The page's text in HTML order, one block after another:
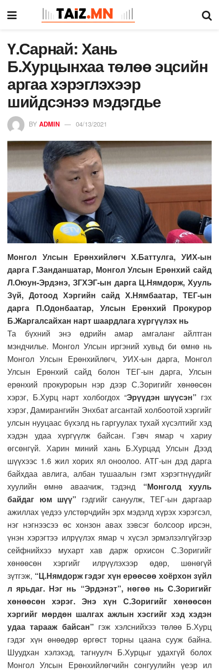
Ү.Сарнай: Хань
Б.Хурцынхаа төлөө эцсийн
аргаа хэрэглэхээр
шийдсэнээ мэдэгдье
BY ADMIN 04/13/2021
Монгол Улсын Ерөнхийлөгч Х.Баттулга, УИХ-ын
дарга Г.Занданшатар, Монгол Улсын Ерөнхий сайд
Л.Оюун-Эрдэнэ, ЗГХЭГ-ын дарга Ц.Нямдорж, Хууль
Зүй, Дотоод Хэргийн сайд Х.Нямбаатар, ТЕГ-ын
дарга П.Одонбаатар, Улсын Ерөнхий Прокурор
Б.Жаргалсайхан нарт шаардлага хүргүүлэх нь
Та бүхний энэ өдрийн амар амгаланг айлтган
мэндчилье. Монгол Улсын иргэний хувьд би өмнө нь
Монгол Улсын Ерөнхийлөгч, УИХ-ын дарга, Монгол
Улсын Ерөнхий сайд болон ТЕГ-ын дарга, Улсын
ерөнхий прокурорын нэр дээр С.Зоригийг хөнөөсөн
хэрэг, Б.Хурц нарт холбогдох “Эрүүдэн шүүсэн” гэх
хэрэг, Дамирангийн Энхбат агсантай холбоотой хэргийг
улсын нууцаас бүхэлд нь гаргуулах тухай хүсэлтийг хэд
хэдэн удаа хүргүүлж байсан. Гэвч ямар ч хариу
өгсөнгүй. Харин миний хань Б.Хурцад Улсын Дээд
шүүхээс 1.6 жил хорих ял оноолоо. АТГ-ын дэд дарга
байхдаа авлига, албан тушаалын гэмт хэрэгтнүүдийг
хуулийн өмнө аваачиж, тэдэнд “Монголд хууль
байдаг юм шүү” гэдгийг сануулж, ТЕГ-ын даргаар
ажиллах үедээ улстөрчдийн эрх мэдэлд хүрэх хэрэгсэл,
нэг нэгнээсээ өс хонзон авах зэвсэг болсоор ирсэн,
үнэн хэрэгтээ илрүүлэх ямар ч хүсэл эрмэлзэлгүйгээр
сейфнийхээ мухарт хав дарж орхисон С.Зоригийг
хөнөөсөн хэргийг илрүүлэхээр өдөр, шөнөгүй
зүтгэж, “Ц.Нямдорж гэдэг хүн ерөөсөө хоёрхон зүйл
л ярьдаг. Нэг нь “Эрдэнэт”, нөгөө нь С.Зоригийг
хөнөөсөн хэрэг. Энэ хүн С.Зоригийг хөнөөсөн
хэргийг мөрдөн шалгах ажлын хэсгийг хэд хэдэн
удаа тарааж байсан” гэж хэлснийхээ төлөө Б.Хурц
гэдэг хүн өнөөдөр өргөст торны цаана сууж байна.
Шуудхан хэлэхэд, тагнуулч Б.Хурцыг удахгүй болох
Монгол Улсын Ерөнхийлөгчийн сонгуулийн үеэр ил